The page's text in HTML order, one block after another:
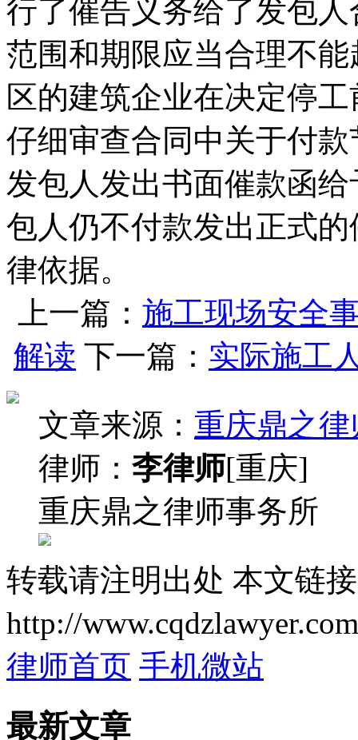
行了催告义务给了发包
范围和期限应当合理不
区的建筑企业在决定停
仔细审查合同中关于付
发包人发出书面催款函
包人仍不付款发出正式
律依据。
上一篇： 施工现场安全
解读 下一篇： 实际施工
文章来源： 重庆鼎之
律师： 李律师[重庆]
重庆鼎之律师事务所
转载请注明出处 本文链
http://
律师首页 手机微站
最新文章